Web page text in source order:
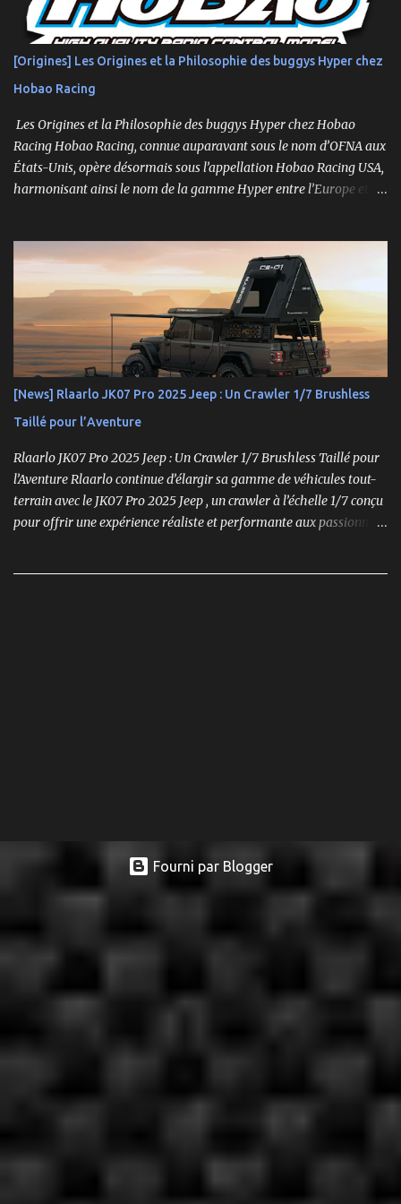
Moteur brushless 3450kv + ESC 3 voies Servo métal 4kg Hexfly
HX-M4K Suspensions à huile avec capuchons aluminium
Roulements à billes, visserie hex, châssis aluminium 2mm Essieux
portiques avec pignons en métal Spools aluminium usinés 7mm
hexes + nouveau composé de pneus haute adhérence Nouvelle
[Origines] Les Origines et la Philosophie des buggys Hyper chez
Hobao Racing
Les Origines et la Philosophie des buggys Hyper chez Hobao
Racing Hobao Racing, connue auparavant sous le nom d’OFNA aux
États-Unis, opère désormais sous l’appellation Hobao Racing USA,
harmonisant ainsi le nom de la gamme Hyper entre l’Europe et les
Hyper, véritable référence pour les amateurs de buggys tout-
terrain, s’est imposée depuis son lancement dans les années 1990
comme un choix incontournable. Conçue pour répondre aux
exigences des pilotes compétitifs, elle se distingue par ses
performances optimales, sa robustesse et sa modularité, des
atouts essentiels sur les circuits off-road.
[News] Rlaarlo JK07 Pro 2025 Jeep : Un Crawler 1/7 Brushless
Taillé pour l’Aventure
Rlaarlo JK07 Pro 2025 Jeep : Un Crawler 1/7 Brushless Taillé pour
l’Aventure Rlaarlo continue d’élargir sa gamme de véhicules tout-
terrain avec le JK07 Pro 2025 Jeep , un crawler à l’échelle 1/7 conçu
pour offrir une expérience réaliste et performante aux passionnés
Fourni par Blogger